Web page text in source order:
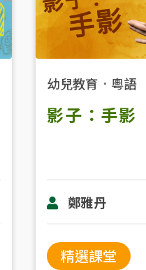
幼兒教育 ． 粵語
影子：手影
鄭雅丹
精選課堂